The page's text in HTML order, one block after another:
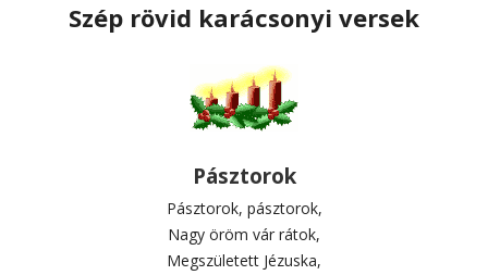
Szép rövid karácsonyi versek
Pásztorok
Pásztorok, pásztorok,
Nagy öröm vár rátok,
Megszületett Jézuska,